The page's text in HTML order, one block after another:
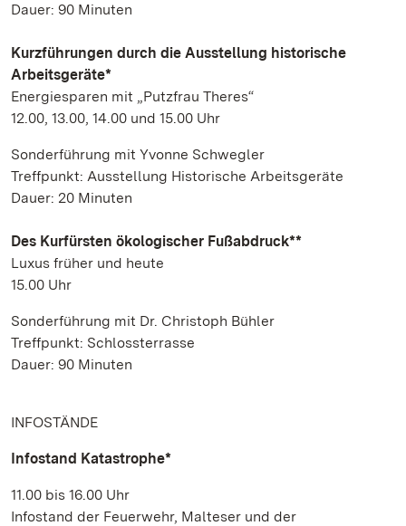
Dauer: 90 Minuten
Kurzführungen durch die Ausstellung historische
Arbeitsgeräte*
Energiesparen mit „Putzfrau Theres“
12.00, 13.00, 14.00 und 15.00 Uhr
Sonderführung mit Yvonne Schwegler
Treffpunkt: Ausstellung Historische Arbeitsgeräte
Dauer: 20 Minuten
Des Kurfürsten ökologischer Fußabdruck**
Luxus früher und heute
15.00 Uhr
Sonderführung mit Dr. Christoph Bühler
Treffpunkt: Schlossterrasse
Dauer: 90 Minuten
INFOSTÄNDE
Infostand Katastrophe*
11.00 bis 16.00 Uhr
Infostand der Feuerwehr, Malteser und der